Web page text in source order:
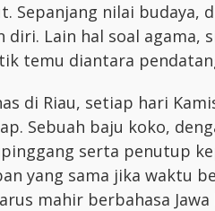
Sepanjang nilai budaya,
diri. Lain hal soal agama,
temu diantara
di Riau, setiap hari
Sebuah baju koko,
serta penutup
yang sama jika waktu
mahir berbahasa